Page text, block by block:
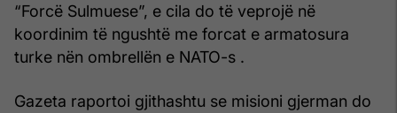
“Forcë Sulmuese”, e cila do të veprojë në
koordinim të ngushtë me forcat e armatosura
turke nën ombrellën e NATO-s .
Gazeta raportoi gjithashtu se misioni gjerman do